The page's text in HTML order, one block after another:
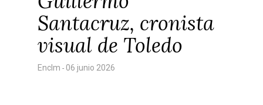
Santacruz, cronista
visual de Toledo
Enclm - 06 junio 2026